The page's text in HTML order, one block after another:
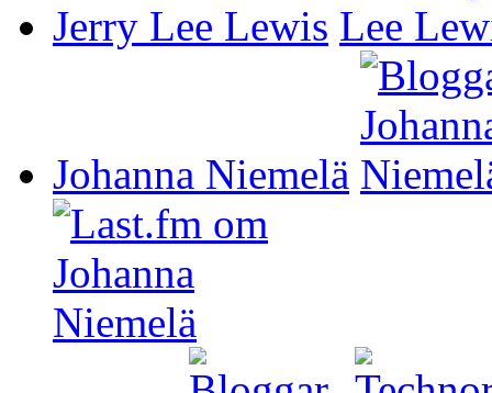
Jerry Lee Lewis
Johanna Niemelä